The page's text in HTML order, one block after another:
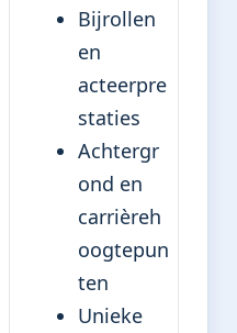
Bijrollen
en
acteerpre
staties
Achtergr
ond en
carrièreh
oogtepun
ten
Unieke